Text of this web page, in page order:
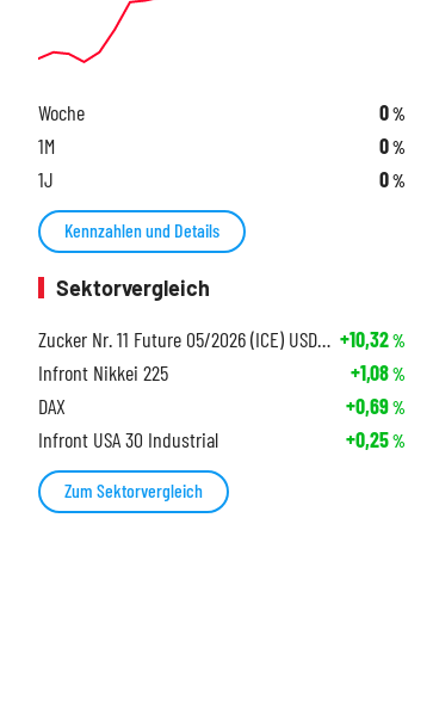
Woche 0%
1M 0%
1J 0%
Kennzahlen und Details
Sektorvergleich
Zucker Nr. 11 Future 05/2026 (ICE) USD Cer (VFP) +10,32%
Infront Nikkei 225 +1,08%
DAX +0,69%
Infront USA 30 Industrial +0,25%
Zum Sektorvergleich